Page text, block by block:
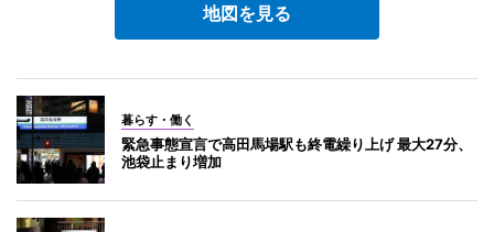
地図を見る
暮らす・働く
緊急事態宣言で高田馬場駅も終電繰り上げ 最大27分、
池袋止まり増加